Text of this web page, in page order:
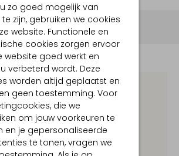
zo goed mogelijk van
zijn, gebruiken we cookies
website. Functionele en
cookies zorgen ervoor
website goed werkt en
verbeterd wordt. Deze
worden altijd geplaatst en
geen toestemming. Voor
die we
om jouw voorkeuren te
en je gepersonaliseerde
te tonen, vragen we
89 lang en draagt maat m.
vanaf € 100,-
binnen 30 dagen